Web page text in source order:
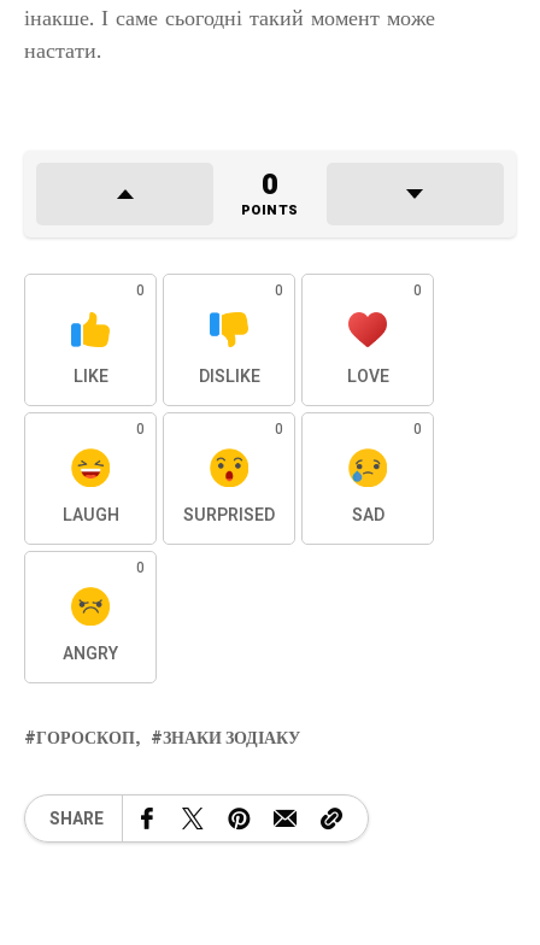
інакше. І саме сьогодні такий момент може
настати.
0
POINTS
0
LIKE
0
DISLIKE
0
LOVE
0
LAUGH
0
SURPRISED
0
SAD
0
ANGRY
ГОРОСКОП ЗНАКИ ЗОДІАКУ
SHARE